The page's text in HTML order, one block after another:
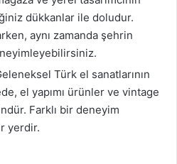
dükkanlar ile doludur.
aynı zamanda şehrin
Türk el sanatlarının
el yapımı ürünler ve vintage
Farklı bir deneyim
yerdir.